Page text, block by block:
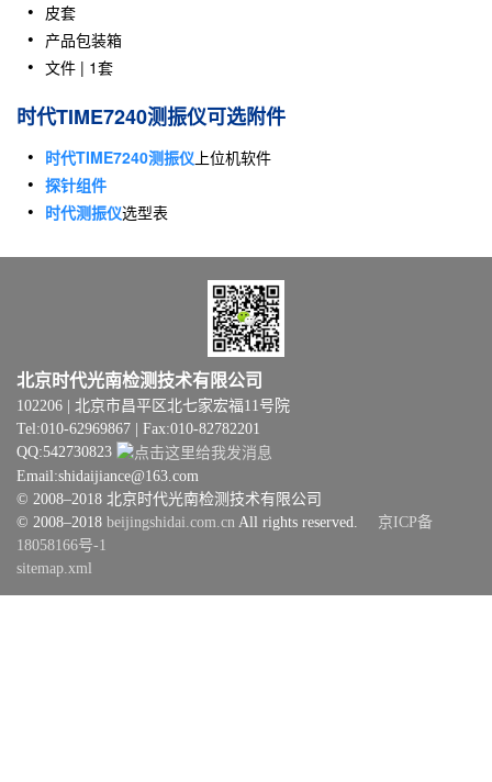
皮套
产品包装箱
文件 | 1套
时代TIME7240测振仪可选附件
时代TIME7240测振仪 上位机软件
探针组件
时代测振仪选型表
北京时代光南检测技术有限公司
102206 | 北京市昌平区北七家宏福11号院
Tel:010-62969867 | Fax:010-82782201
QQ:542730823
Email:shidaijiance@163.com
© 2008–2018 北京时代光南检测技术有限公司
© 2008–2018 beijingshidai.com.cn All rights reserved. 京ICP备
18058166号-1
sitemap.xml